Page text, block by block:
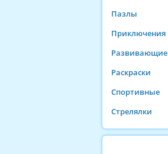
Пазлы
Приключения
Развивающие
Раскраски
Спортивные
Стрелялки